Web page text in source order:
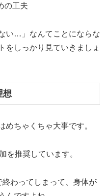
の工夫
い…」なんてことにならな
をしっかり見ていきましょ
想
めちゃくちゃ大事です。
を推奨しています。
わってしまって、身体が